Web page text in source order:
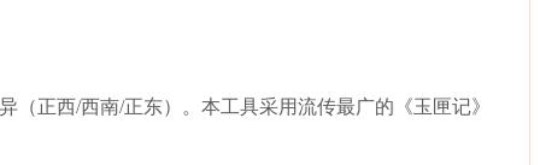
正西/西南/正东）。本工具采用流传最广的《玉匣记》